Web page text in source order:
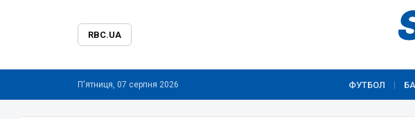
RBC.UA
П'ятниця, 07 серпня 2026 ФУТБОЛ